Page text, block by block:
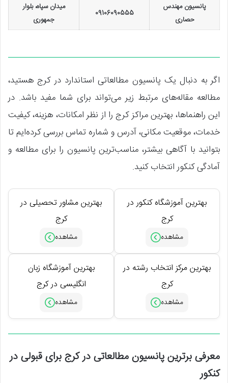
پانسیون مهندس
حصاری
09106090555
میدان سپاه، بلوار
جمهوری
اگر به دنبال یک پانسیون مطالعاتی استاندارد در کرج هستید،
مطالعه مقاله‌های مرتبط زیر می‌تواند برای شما مفید باشد. در
این راهنماها، بهترین مراکز کرج را از نظر امکانات، هزینه، کیفیت
خدمات، موقعیت مکانی، آدرس و شماره تماس بررسی کرده‌ایم تا
بتوانید با آگاهی بیشتر، مناسب‌ترین پانسیون را برای مطالعه و
آمادگی کنکور انتخاب کنید.
بهترین آموزشگاه کنکور در
کرج
بهترین مشاور تحصیلی در
کرج
بهترین مرکز انتخاب رشته در
کرج
بهترین آموزشگاه زبان
انگلیسی در کرج
معرفی برترین پانسیون مطالعاتی در کرج برای قبولی در
کنکور